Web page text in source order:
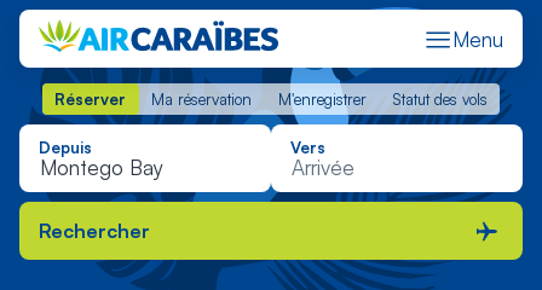
Menu
Réserver Ma réservation M'enregistrer Statut des vols
Réserver Ma réservation M'enregistrer Statut des vols
Depuis Vers
Rechercher